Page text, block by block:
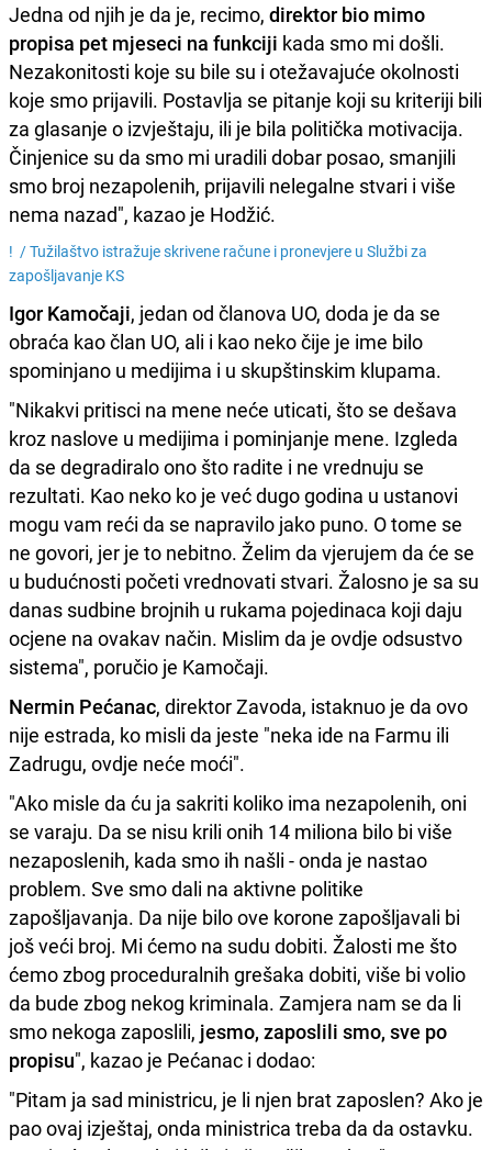
Jedna od njih je da je, recimo, direktor bio mimo
propisa pet mjeseci na funkciji kada smo mi došli.
Nezakonitosti koje su bile su i otežavajuće okolnosti
koje smo prijavili. Postavlja se pitanje koji su kriteriji bili
za glasanje o izvještaju, ili je bila politička motivacija.
Činjenice su da smo mi uradili dobar posao, smanjili
smo broj nezapolenih, prijavili nelegalne stvari i više
nema nazad", kazao je Hodžić.
! /Tužilaštvo istražuje skrivene račune i pronevjere u Službi za
zapošljavanje KS
Igor Kamočaji, jedan od članova UO, doda je da se
obraća kao član UO, ali i kao neko čije je ime bilo
spominjano u medijima i u skupštinskim klupama.
"Nikakvi pritisci na mene neće uticati, što se dešava
kroz naslove u medijima i pominjanje mene. Izgleda
da se degradiralo ono što radite i ne vrednuju se
rezultati. Kao neko ko je već dugo godina u ustanovi
mogu vam reći da se napravilo jako puno. O tome se
ne govori, jer je to nebitno. Želim da vjerujem da će se
u budućnosti početi vrednovati stvari. Žalosno je sa su
danas sudbine brojnih u rukama pojedinaca koji daju
ocjene na ovakav način. Mislim da je ovdje odsustvo
sistema", poručio je Kamočaji.
Nermin Pećanac, direktor Zavoda, istaknuo je da ovo
nije estrada, ko misli da jeste "neka ide na Farmu ili
Zadrugu, ovdje neće moći".
"Ako misle da ću ja sakriti koliko ima nezapolenih, oni
se varaju. Da se nisu krili onih 14 miliona bilo bi više
nezaposlenih, kada smo ih našli - onda je nastao
problem. Sve smo dali na aktivne politike
zapošljavanja. Da nije bilo ove korone zapošljavali bi
još veći broj. Mi ćemo na sudu dobiti. Žalosti me što
ćemo zbog proceduralnih grešaka dobiti, više bi volio
da bude zbog nekog kriminala. Zamjera nam se da li
smo nekoga zaposlili, jesmo, zaposlili smo, sve po
propisu", kazao je Pećanac i dodao:
"Pitam ja sad ministricu, je li njen brat zaposlen? Ako je
pao ovaj izještaj, onda ministrica treba da da ostavku.